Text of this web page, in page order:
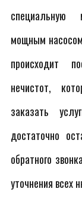
специальную
мощным
происходит
нечистот,
заказать
достаточно
обратного
уточнения всех